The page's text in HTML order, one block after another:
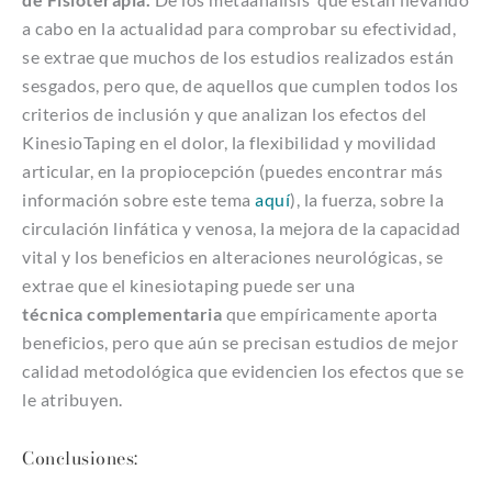
a cabo en la actualidad para comprobar su efectividad,
se extrae que muchos de los estudios realizados están
sesgados, pero que, de aquellos que cumplen todos los
criterios de inclusión y que analizan los efectos del
KinesioTaping en el dolor, la flexibilidad y movilidad
articular, en la propiocepción (puedes encontrar más
información sobre este tema aquí), la fuerza, sobre la
circulación linfática y venosa, la mejora de la capacidad
vital y los beneficios en alteraciones neurológicas, se
extrae que el kinesiotaping puede ser una
técnica complementaria que empíricamente aporta
beneficios, pero que aún se precisan estudios de mejor
calidad metodológica que evidencien los efectos que se
le atribuyen.
Conclusiones: